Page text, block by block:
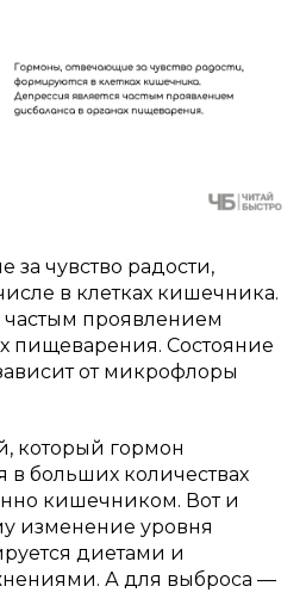
за чувство радости,
в клетках кишечника.
проявлением
пищеварения. Состояние
от микрофлоры
который гормон
в больших количествах
кишечником. Вот и
изменение уровня
диетами и
А для выброса —